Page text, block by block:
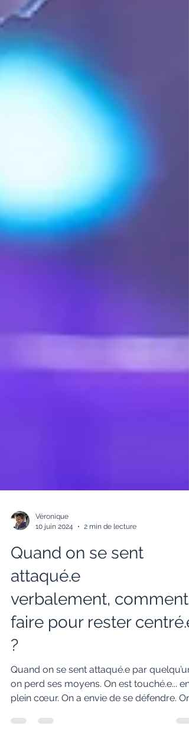
10 juin 2024
2 min de lecture
Quand on se sent
attaqué.e
verbalement, comment
faire pour rester centré.e
?
Quand on se sent attaqué.e par quelqu’un,
plein cœur. On a envie de se défendre. On